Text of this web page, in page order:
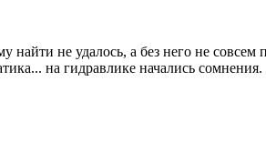
не удалось, а без него не
на гидравлике начались сомнения.